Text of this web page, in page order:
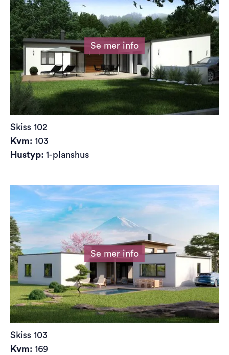
Se mer info
Skiss 102
Kvm: 103
Hustyp: 1-planshus
Se mer info
Skiss 103
Kvm: 169